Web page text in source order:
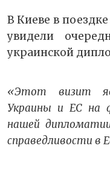
В Киеве в
увидели
украинской
«Этот визит
Украины и ЕС на
нашей
справедливости в